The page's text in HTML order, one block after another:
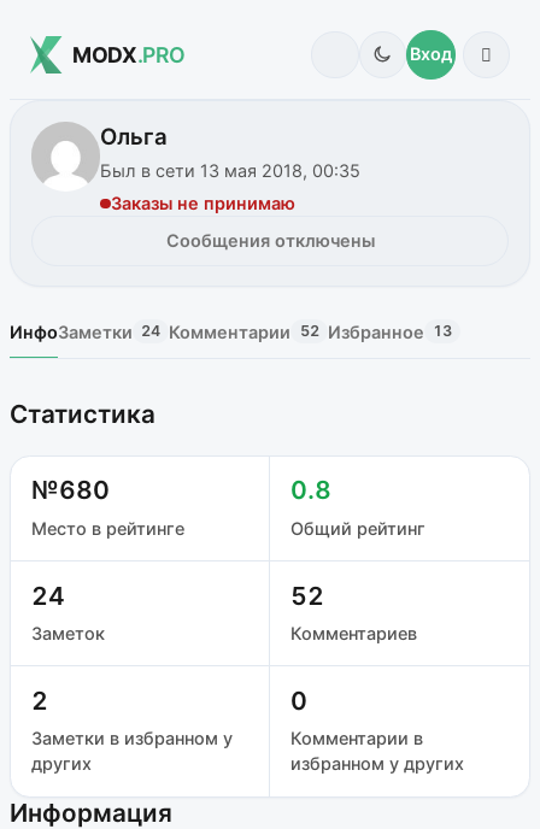
MODX.PRO Вход
Ольга
Был в сети 13 мая 2018, 00:35
Заказы не принимаю
Сообщения отключены
ИнфоЗаметки 24 Комментарии 52 Избранное 13
Статистика
№680
Место в рейтинге
0.8
Общий рейтинг
24
Заметок
52
Комментариев
2
Заметки в избранном у
других
0
Комментарии в
избранном у других
Информация